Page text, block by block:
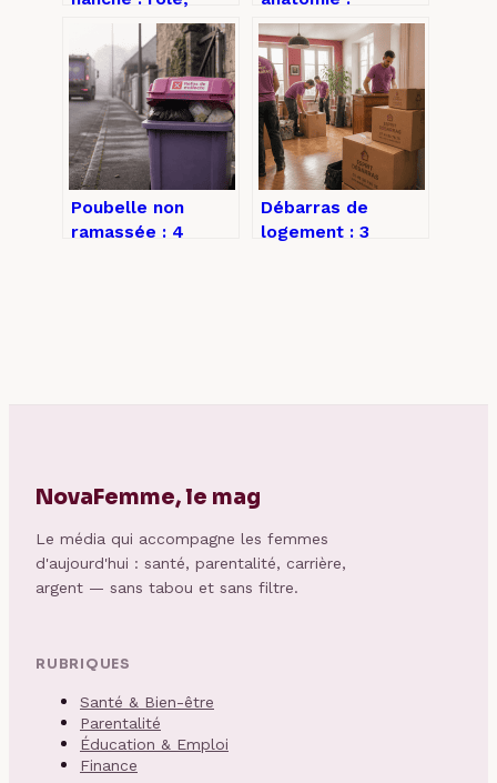
anatomie et
exercices
essentiels
comprendre et
visualiser cette
zone clé
Poubelle non
ramassée : 4
Débarras de
logement : 3
NovaFemme, le mag
Le média qui accompagne les femmes
d'aujourd'hui : santé, parentalité, carrière,
argent — sans tabou et sans filtre.
RUBRIQUES
Santé & Bien-être
Parentalité
Éducation & Emploi
Finance